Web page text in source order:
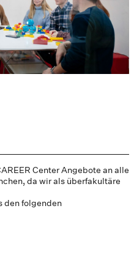
Center Angebote an alle
da wir als überfakultäre
den folgenden